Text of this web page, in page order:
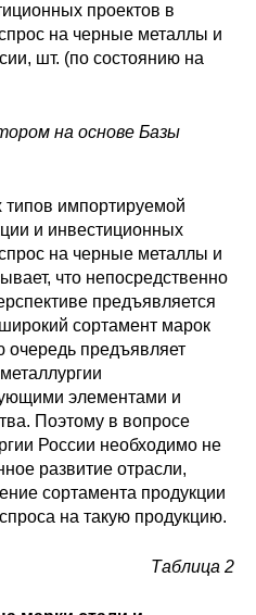
проектов в
на черные металлы и
шт. (по состоянию на
на основе Базы
импортируемой
и инвестиционных
на черные металлы и
что непосредственно
предъявляется
сортамент марок
очередь предъявляет
элементами и
Поэтому в вопросе
России необходимо не
развитие отрасли,
сортамента продукции
на такую продукцию.
Таблица 2